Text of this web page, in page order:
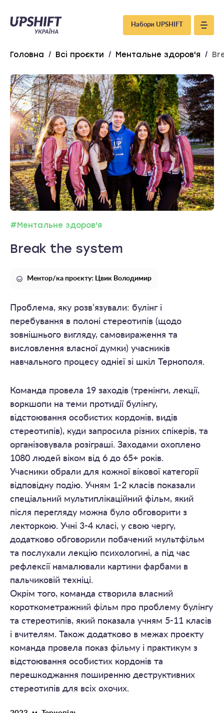
Upshift
–
Україна
Набори UPSHIFT
Головна / Всі проєкти / Ментальне здоров'я /
#Ментальне здоров'я
Break the system
Ментор/ка проєкту: Цвик Володимир
Проблема, яку розв’язували: булінг і
перебування в полоні стереотипів (щодо
зовнішнього вигляду, самовираження та
висловлення власної думки) учасників
навчального процесу однієї зі шкіл Тернополя.
Команда провела 19 заходів (тренінги, лекції,
воркшопи на теми протидії булінгу,
відстоювання особистих кордонів, видів
стереотипів), куди запросила різних спікерів, та
організовувала розіграші. Заходами охоплено
1080 людей віком від 6 до 65+ років.
Учасники обрали для кожної вікової категорії
відповідну подію. Учням 1-2 класів показали
спеціальний мультиплікаційний фільм, який
після перегляду можна було обговорити з
лекторкою. Учні 3-4 класі, у свою чергу,
додатково обговорили побачений мультфільм
та послухали лекцію психологині, а під час
рефлексії намалювали картини фарбами в
пальчиковій техніці.
Окрім того, команда створила власний
короткометражний фільм про проблему булінгу
та стереотипів, який показала учням 5-11 класів
і вчителям. Також додатково в межах проєкту
команда провела показ фільму і практикум з
відстоювання особистих кордонів та
перешкоджання поширенню деструктивних
стереотипів для всіх охочих.